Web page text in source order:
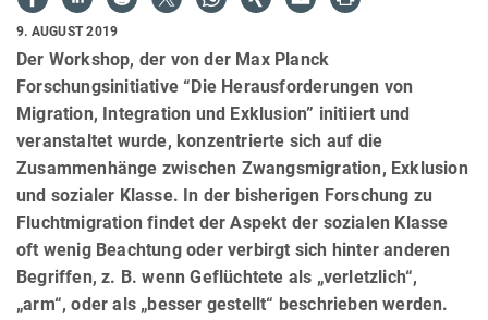
9. AUGUST 2019
Der Workshop, der von der Max Planck
Forschungsinitiative “Die Herausforderungen von
Migration, Integration und Exklusion” initiiert und
veranstaltet wurde, konzentrierte sich auf die
Zusammenhänge zwischen Zwangsmigration, Exklusion
und sozialer Klasse. In der bisherigen Forschung zu
Fluchtmigration findet der Aspekt der sozialen Klasse
oft wenig Beachtung oder verbirgt sich hinter anderen
Begriffen, z. B. wenn Geflüchtete als „verletzlich“,
„arm“, oder als „besser gestellt“ beschrieben werden.